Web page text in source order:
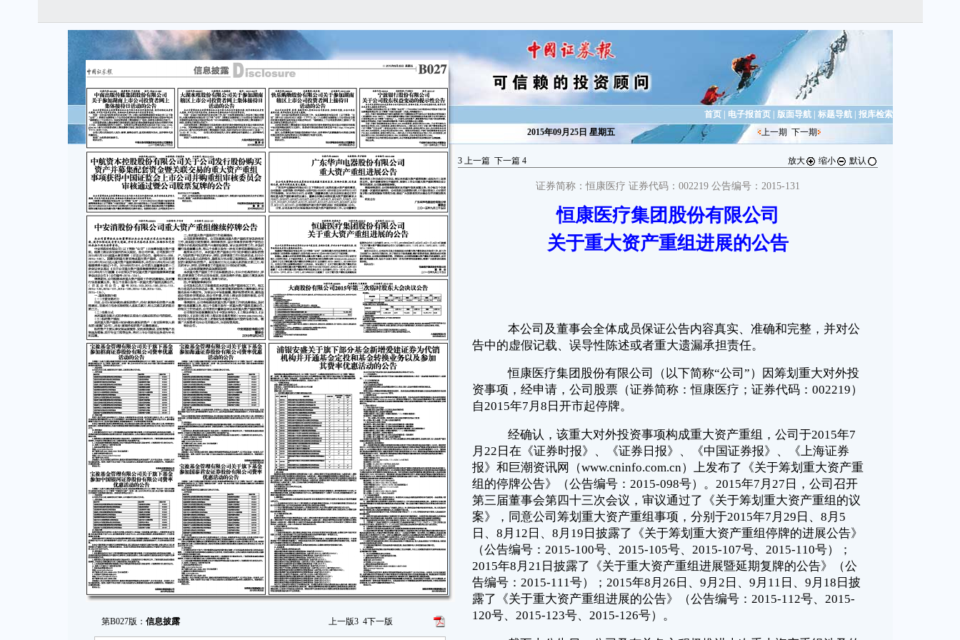
第B027版： 信息披露 上一版3 4下一版
首页| 电子报首页| 版面导航| 标题导航| 报库检索
2015年09月25日 星期五
上一期 下一期
3上一篇 下一篇 4 放大 缩小 默认
证券简称：恒康医疗 证券代码：002219 公告编号：2015-131
恒康医疗集团股份有限公司
关于重大资产重组进展的公告
本公司及董事会全体成员保证公告内容真实、准确和完整，并对公
告中的虚假记载、误导性陈述或者重大遗漏承担责任。
恒康医疗集团股份有限公司（以下简称“公司”）因筹划重大对外投
资事项，经申请，公司股票（证券简称：恒康医疗；证券代码：002219）
自2015年7月8日开市起停牌。
经确认，该重大对外投资事项构成重大资产重组，公司于2015年7
月22日在《证券时报》、《证券日报》、《中国证券报》、《上海证券
报》和巨潮资讯网（www.cninfo.com.cn）上发布了《关于筹划重大资产重
组的停牌公告》（公告编号：2015-098号）。2015年7月27日，公司召开
第三届董事会第四十三次会议，审议通过了《关于筹划重大资产重组的议
案》，同意公司筹划重大资产重组事项，分别于2015年7月29日、8月5
日、8月12日、8月19日披露了《关于筹划重大资产重组停牌的进展公告》
（公告编号：2015-100号、2015-105号、2015-107号、2015-110号）；
2015年8月21日披露了《关于重大资产重组进展暨延期复牌的公告》（公
告编号：2015-111号）；2015年8月26日、9月2日、9月11日、9月18日披
露了《关于重大资产重组进展的公告》（公告编号：2015-112号、2015-
120号、2015-123号、2015-126号）。
截至本公告日，公司及有关各方积极推进本次重大资产重组涉及的
各项工作，因工作正在进行中，尚存在不确定性，为了保证公平信息披
露，维护投资者利益，避免造成公司股价异常波动，公司股票将继续停
牌。停牌期间，公司将根据重大资产重组的进展情况，及时履行信息披露
义务，每五个交易日发布一次有关事项的进展情况，敬请广大投资者注意
投资风险。
特此公告！
恒康医疗集团股份有限公司
董 事 会
二○一五年九月二十五日